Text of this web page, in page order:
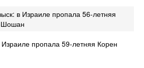
в Израиле пропала 56-летняя
Шошан
пропала 59-летняя Корен